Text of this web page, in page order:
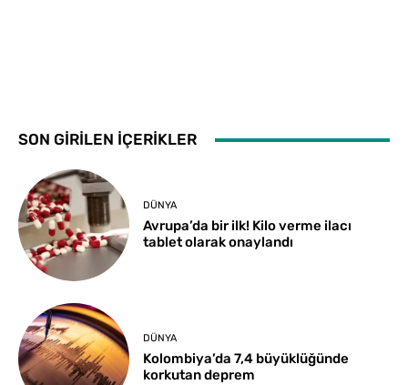
SON GİRİLEN İÇERİKLER
DÜNYA
Avrupa’da bir ilk! Kilo verme ilacı
tablet olarak onaylandı
DÜNYA
Kolombiya’da 7,4 büyüklüğünde
korkutan deprem